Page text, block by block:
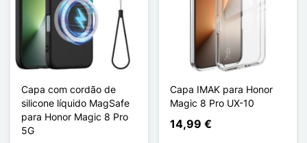
Capa com cordão de
silicone líquido MagSafe
para Honor Magic 8 Pro
5G
Capa IMAK para Honor
Magic 8 Pro UX-10
14,99 €